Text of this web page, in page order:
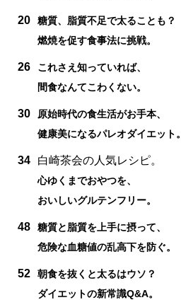
20
糖質、脂質不足で太ることも？
燃焼を促す食事法に挑戦。
26
これさえ知っていれば、
間食なんてこわくない。
30
原始時代の食生活がお手本、
健康美になるパレオダイエット。
34 白崎茶会の人気レシピ。
心ゆくまでおやつを、
おいしいグルテンフリー。
48
糖質と脂質を上手に摂って、
危険な血糖値の乱高下を防ぐ。
52
朝食を抜くと太るはウソ？
ダイエットの新常識Q&A。